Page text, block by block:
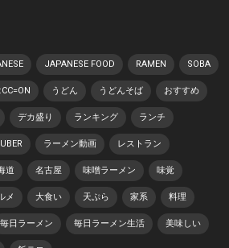
JAPANESE FOOD RAMEN SOBA
うどん うどんそば おすすめ
デカ盛り ランキング ランチ
ラーメン動画 レストラン
道 名古屋 味噌ラーメン 味覚
メ 大食い 天ぷら 家系 料理
毎日ラーメン 毎日ラーメン生活 美味しい